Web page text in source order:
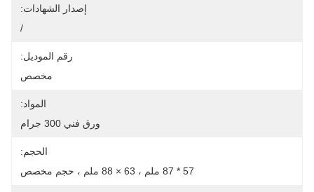
إصدار الشهادات:
/
رقم الموديل:
مخصص
المواد:
ورق فني 300 جرام
الحجم:
57 * 87 ملم ، 63 × 88 ملم ، حجم مخصص